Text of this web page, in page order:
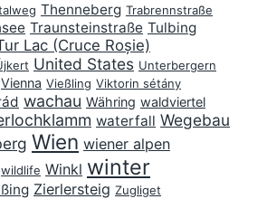
Thenneberg Trabrennstraße
Traunsteinstraße Tulbing
Lac (Cruce Roșie)
United States Unterbergern
Vienna Vießling Viktorin sétány
wachau Währing waldviertel
waterfall Wegebau
Wien wiener alpen
wildlife Winkl winter
Zierlersteig Zugliget